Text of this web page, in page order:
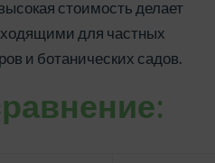
стоимость делает
для частных
и ботанических садов.